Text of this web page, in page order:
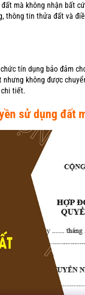
mà không nhận bất
thông tin thửa đất và
tín dụng bảo đảm
không được
tiết.
sử dụng đất